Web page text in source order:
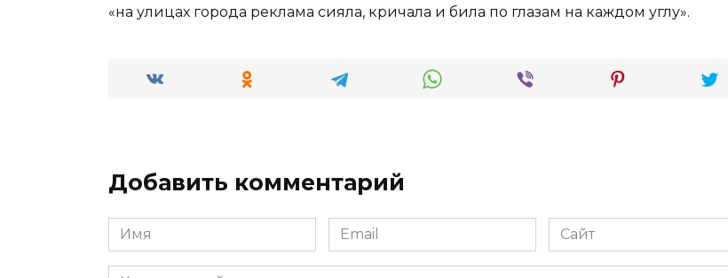
«на улицах города реклама сияла, кричала и била по глазам на каждом углу».
Добавить комментарий
Имя
*
Email
*
Сайт